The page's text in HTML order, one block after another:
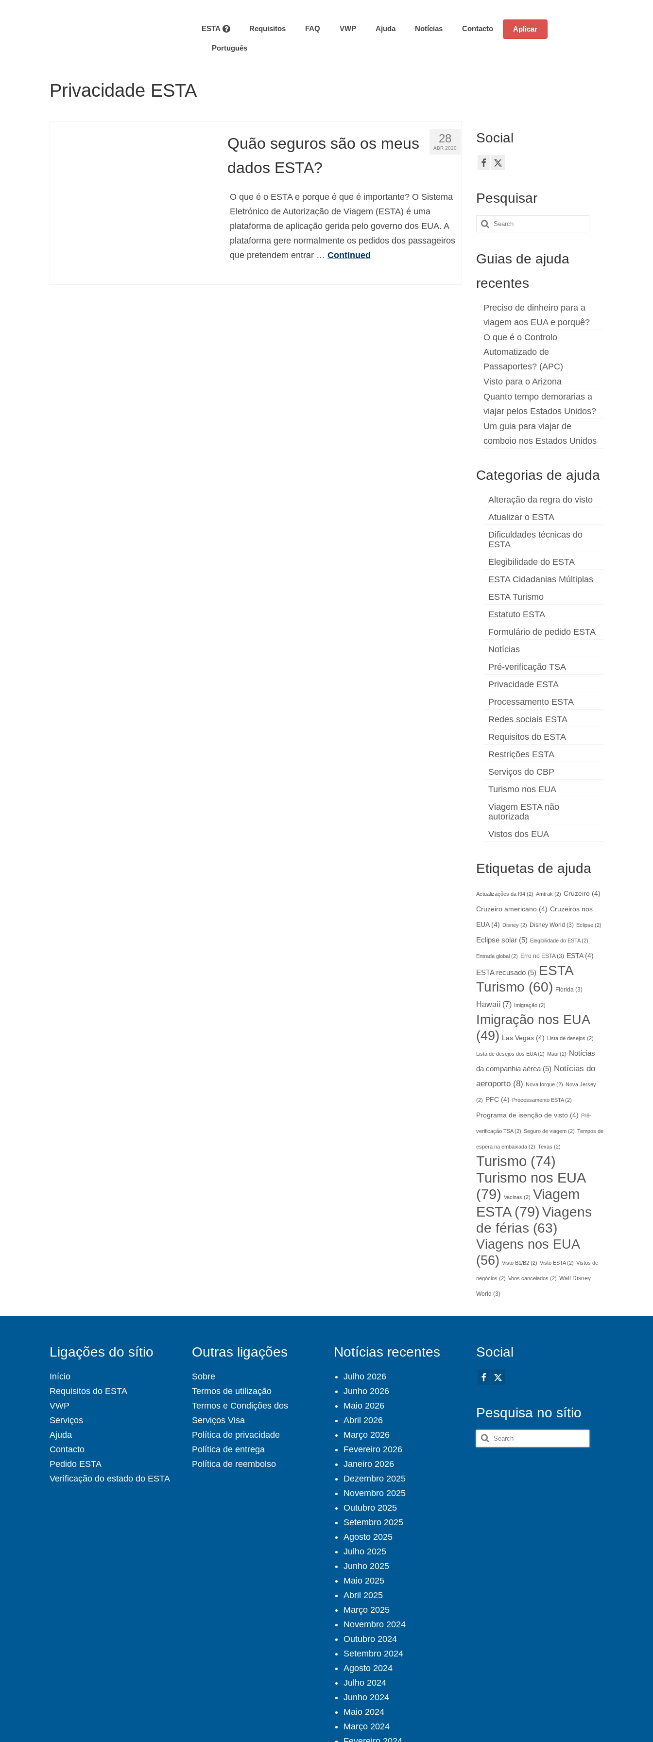
ESTA Requisitos FAQ VWP Ajuda Notícias Contacto Aplicar
Português
Privacidade ESTA
28
ABR 2020
Quão seguros são os meus
dados ESTA?
O que é o ESTA e porque é que é importante? O Sistema
Eletrónico de Autorização de Viagem (ESTA) é uma
plataforma de aplicação gerida pelo governo dos EUA. A
plataforma gere normalmente os pedidos dos passageiros
que pretendem entrar … Continued
Social
Pesquisar
Search
Guias de ajuda
recentes
Preciso de dinheiro para a
viagem aos EUA e porquê?
O que é o Controlo
Automatizado de
Passaportes? (APC)
Visto para o Arizona
Quanto tempo demorarias a
viajar pelos Estados Unidos?
Um guia para viajar de
comboio nos Estados Unidos
Categorias de ajuda
Alteração da regra do visto
Atualizar o ESTA
Dificuldades técnicas do
ESTA
Elegibilidade do ESTA
ESTA Cidadanias Múltiplas
ESTA Turismo
Estatuto ESTA
Formulário de pedido ESTA
Notícias
Pré-verificação TSA
Privacidade ESTA
Processamento ESTA
Redes sociais ESTA
Requisitos do ESTA
Restrições ESTA
Serviços do CBP
Turismo nos EUA
Viagem ESTA não
autorizada
Vistos dos EUA
Etiquetas de ajuda
Actualizações da I94(2) Amtrak (2) Cruzeiro(4)
Cruzeiro americano(4) Cruzeiros nos
EUA(4) Disney(2) Disney World (3) Eclipse(2)
Eclipse solar(5) Elegibilidade do ESTA(2)
Entrada global (2) Erro no ESTA(3) ESTA(4)
ESTA recusado(5) ESTA
Turismo (60) Flórida(3)
Hawaii (7) Imigração(2)
Imigração nos EUA
(49) Las Vegas(4) Lista de desejos (2)
Lista de desejos dos EUA(2) Maui(2)
Notícias
da companhia aérea(5) Notícias do
aeroporto(8) Nova Iorque(2) Nova Jersey
(2) PFC(4) Processamento ESTA(2)
Programa de isenção de visto(4) Pré-
verificação TSA(2) Seguro de viagem(2) Tempos de
espera na embaixada(2) Texas (2)
Turismo (74)
Turismo nos EUA
(79) Vacinas (2) Viagem
ESTA(79) Viagens
de férias (63)
Viagens nos EUA
(56) Visto B1/B2(2) Visto ESTA(2) Vistos de
negócios (2) Voos cancelados (2) Walt Disney
World (3)
Ligações do sítio
Início
Requisitos do ESTA
VWP
Serviços
Ajuda
Contacto
Pedido ESTA
Verificação do estado do ESTA
Outras ligações
Sobre
Termos de utilização
Termos e Condições dos
Serviços Visa
Política de privacidade
Política de entrega
Política de reembolso
Notícias recentes
Julho 2026
Junho 2026
Maio 2026
Abril 2026
Março 2026
Fevereiro 2026
Janeiro 2026
Dezembro 2025
Novembro 2025
Outubro 2025
Setembro 2025
Agosto 2025
Julho 2025
Junho 2025
Maio 2025
Abril 2025
Março 2025
Novembro 2024
Outubro 2024
Setembro 2024
Agosto 2024
Julho 2024
Junho 2024
Maio 2024
Março 2024
Social
Pesquisa no sítio
Search
for: